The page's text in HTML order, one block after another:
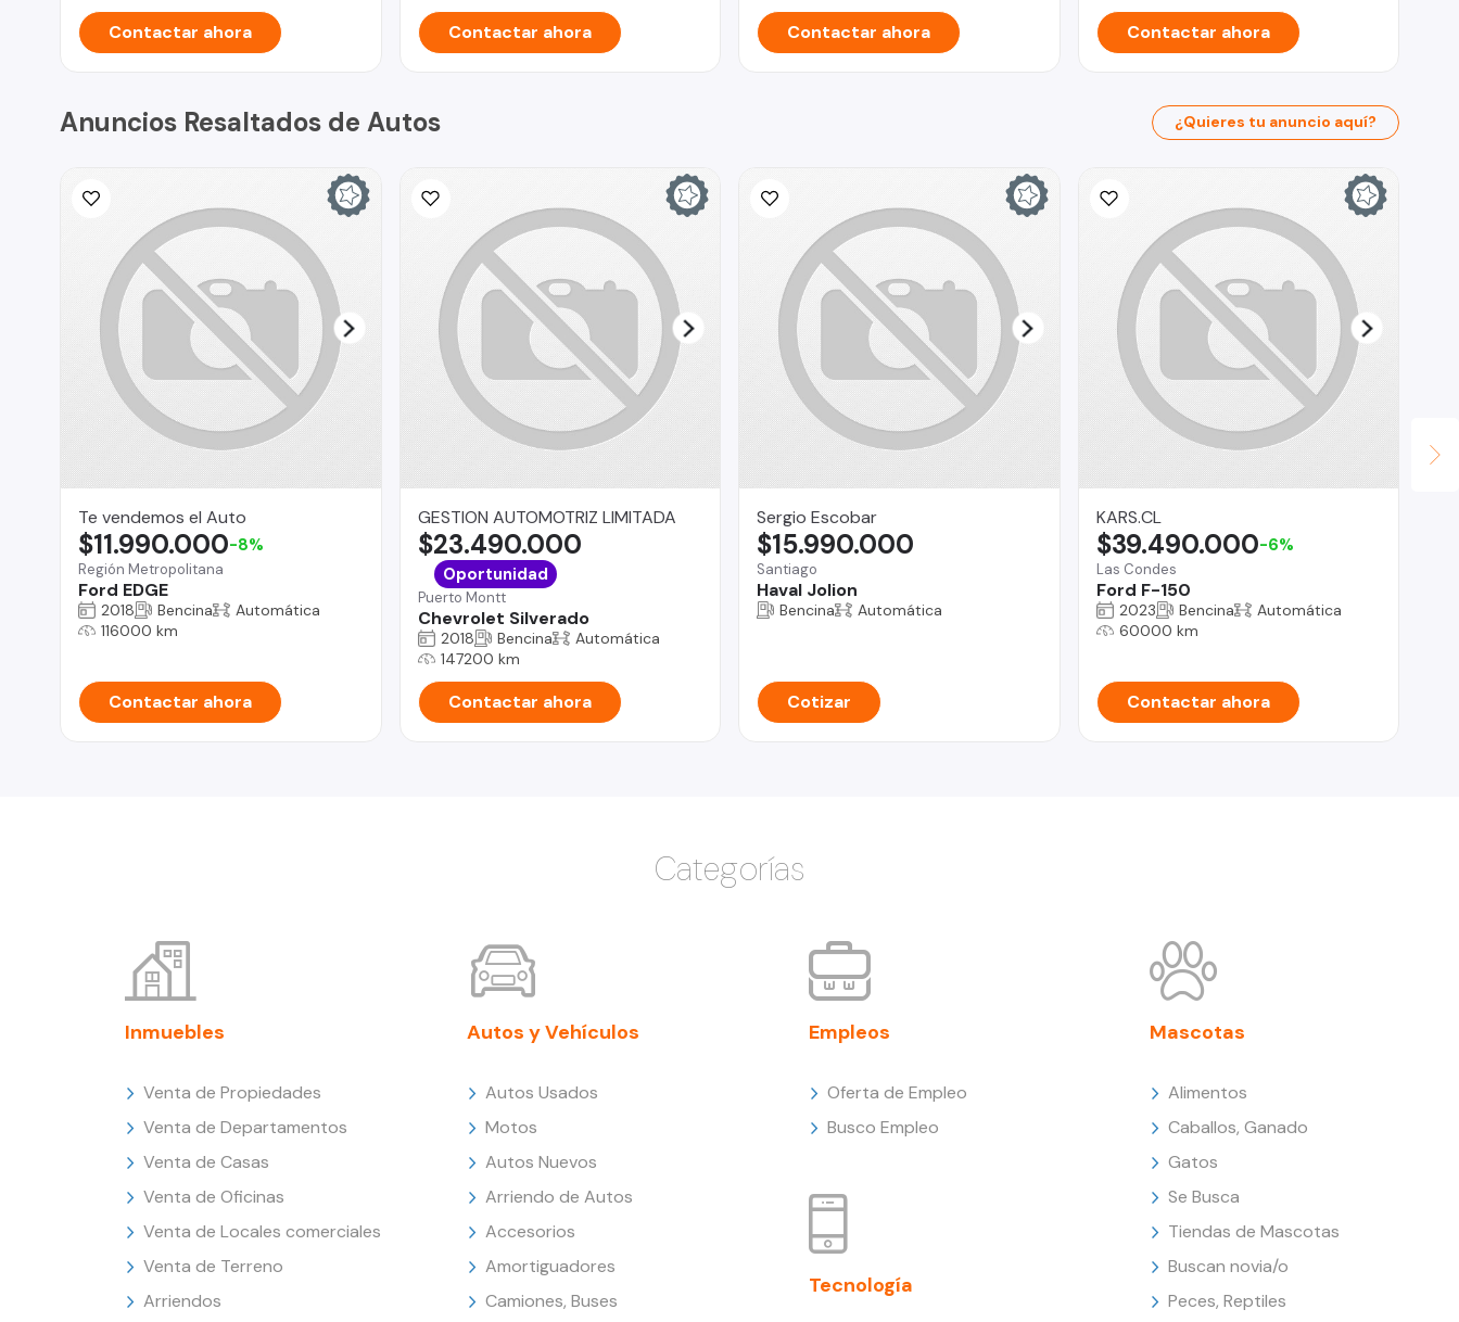
Contactar ahora Contactar ahora Contactar ahora Contactar ahora
Anuncios Resaltados de Autos ¿Quieres tu anuncio aquí?
Te vendemos el Auto
Región Metropolitana
Ford EDGE
$11.990.000-8%
2018 Bencina
Automática
116000 km
Contactar ahora
GESTION AUTOMOTRIZ LIMITADA
Puerto Montt
Chevrolet Silverado
$23.490.000
Oportunidad
2018 Bencina
Automática
147200 km
Contactar ahora
Sergio Escobar
Santiago
Haval Jolion
$15.990.000
Bencina Automática
Cotizar
KARS.CL
Las Condes
Ford F-150
$39.490.000-6%
2023 Bencina
Automática
60000 km
Contactar ahora
Categorías
Inmuebles
Venta de Propiedades
Venta de Departamentos
Venta de Casas
Venta de Oficinas
Venta de Locales comerciales
Venta de Terreno
Arriendos
Autos y Vehículos
Autos Usados
Motos
Autos Nuevos
Arriendo de Autos
Accesorios
Amortiguadores
Camiones, Buses
Empleos
Oferta de Empleo
Busco Empleo
Tecnología
Mascotas
Alimentos
Caballos, Ganado
Gatos
Se Busca
Tiendas de Mascotas
Buscan novia/o
Peces, Reptiles